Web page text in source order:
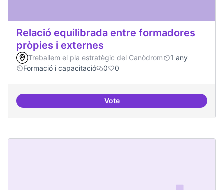
Relació equilibrada entre formadores
pròpies i externes
Treballem el pla estratègic del Canòdrom
1 any
Formació i capacitació
0 0
VoteRelació equilibrada entre